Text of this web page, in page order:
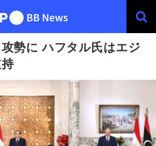
勢に ハフタル氏はエジ